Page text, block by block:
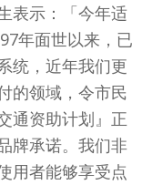
表示：「今年适
年面世以来，已
统，近年我们更
的领域，令市民
通资助计划』正
牌承诺。我们非
用者能够享受点